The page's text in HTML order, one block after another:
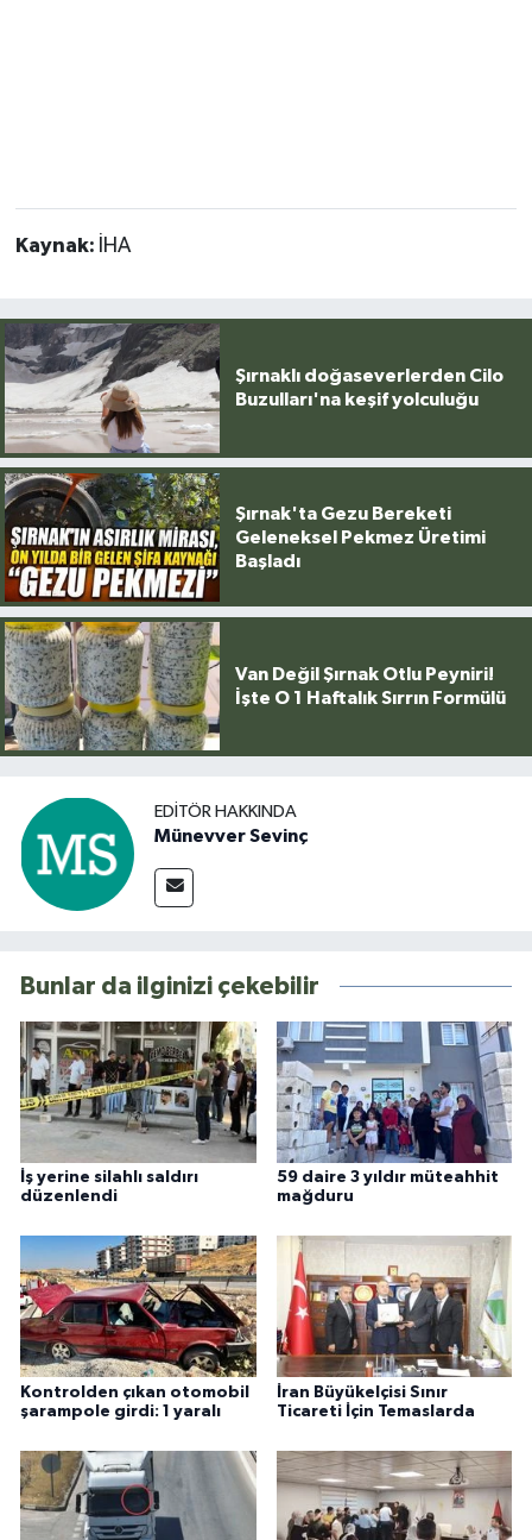
Kaynak: İHA
Şırnaklı doğaseverlerden Cilo
Buzulları'na keşif yolculuğu
Şırnak'ta Gezu Bereketi
Geleneksel Pekmez Üretimi
Başladı
Van Değil Şırnak Otlu Peyniri!
İşte O 1 Haftalık Sırrın Formülü
EDITÖR HAKKINDA
Münevver Sevinç
Bunlar da ilginizi çekebilir
İş yerine silahlı saldırı
düzenlendi
59 daire 3 yıldır müteahhit
mağduru
Kontrolden çıkan otomobil
şarampole girdi: 1 yaralı
İran Büyükelçisi Sınır
Ticareti İçin Temaslarda